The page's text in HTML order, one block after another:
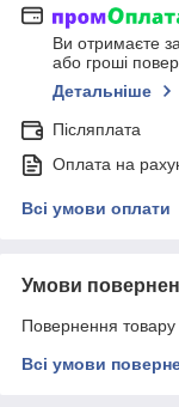
Ви отримаєте
або гроші
Детальніше
Післяплата
Оплата на
Всі умови оплати
Умови
Повернення товару
Всі умови